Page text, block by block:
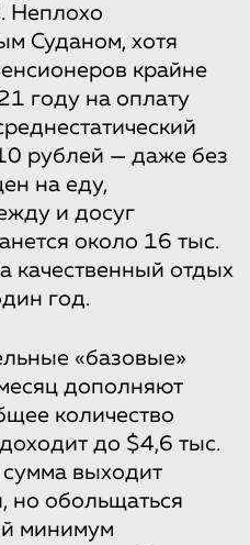
Неплохо
Суданом, хотя
крайне
году на оплату
рублей — даже без
на еду,
и досуг
около 16 тыс.
качественный отдых
год.
«базовые»
дополняют
количество
до $4,6 тыс.
сумма выходит
но обольщаться
минимум